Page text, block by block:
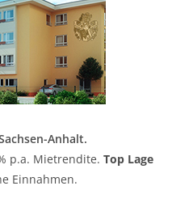
Anhalt.
p.a. Mietrendite. Top Lage
Einnahmen.